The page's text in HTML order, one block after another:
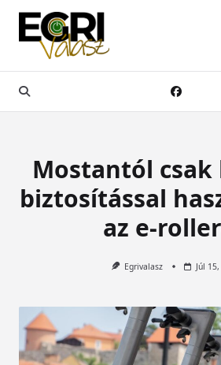
Skip
content
Mostantól
biztosítással
az e-
Egrivalasz Júl